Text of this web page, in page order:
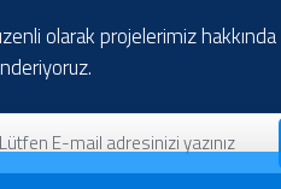
olarak projelerimiz